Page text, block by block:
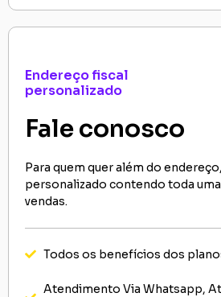
Endereço fiscal
personalizado
Fale conosco
Para quem quer além do
personalizado contendo toda
vendas.
Todos os benefícios dos
Atendimento Via Whatsapp,